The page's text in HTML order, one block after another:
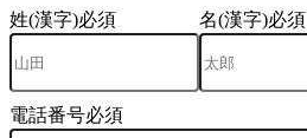
姓(漢字)必須 名(漢字)必須
電話番号必須